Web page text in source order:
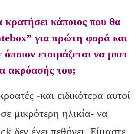
κρατήσει κάποιος που θα
για πρώτη φορά και
ετοιμάζεται να μπει
ακρόασής του;
-και ειδικότερα αυτοί
μικρότερη ηλικία- να
δεν έχει πεθάνει. Είμαστε